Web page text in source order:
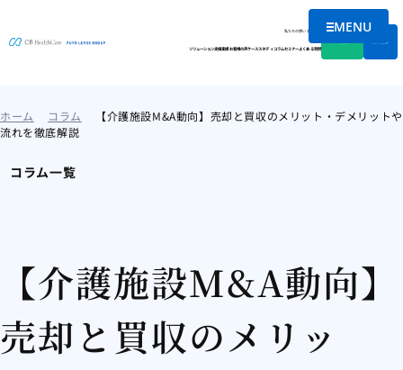
メニュー
MENU
私たちの想い会社情報
ソリューション支援実績お客様の声ケーススタディコラムセミナーよくある質問
ホーム コラム
【介護施設M&A動向】売却と買収のメリット・デメリットや
流れを徹底解説
コラム一覧
【介護施設M&A動向】
売却と買収のメリッ